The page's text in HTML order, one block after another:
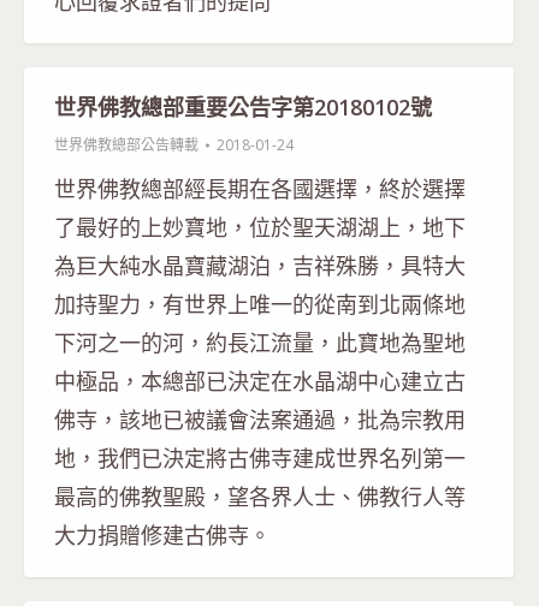
世界佛教總部重要公告字第20180102號
世界佛教總部公告轉載 2018-01-24
世界佛教總部經長期在各國選擇，終於選擇
了最好的上妙寶地，位於聖天湖湖上，地下
為巨大純水晶寶藏湖泊，吉祥殊勝，具特大
加持聖力，有世界上唯一的從南到北兩條地
下河之一的河，約長江流量，此寶地為聖地
中極品，本總部已決定在水晶湖中心建立古
佛寺，該地已被議會法案通過，批為宗教用
地，我們已決定將古佛寺建成世界名列第一
最高的佛教聖殿，望各界人士、佛教行人等
大力捐贈修建古佛寺。